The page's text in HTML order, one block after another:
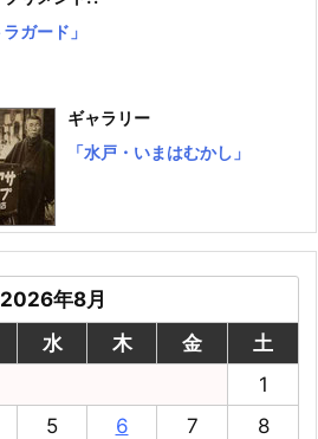
ラガード」
ギャラリー
「水戸・いまはむかし」
2026年8月
水 木 金
土
1
5 6 7
8